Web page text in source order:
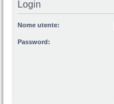
Login
Nome utente:
Password: